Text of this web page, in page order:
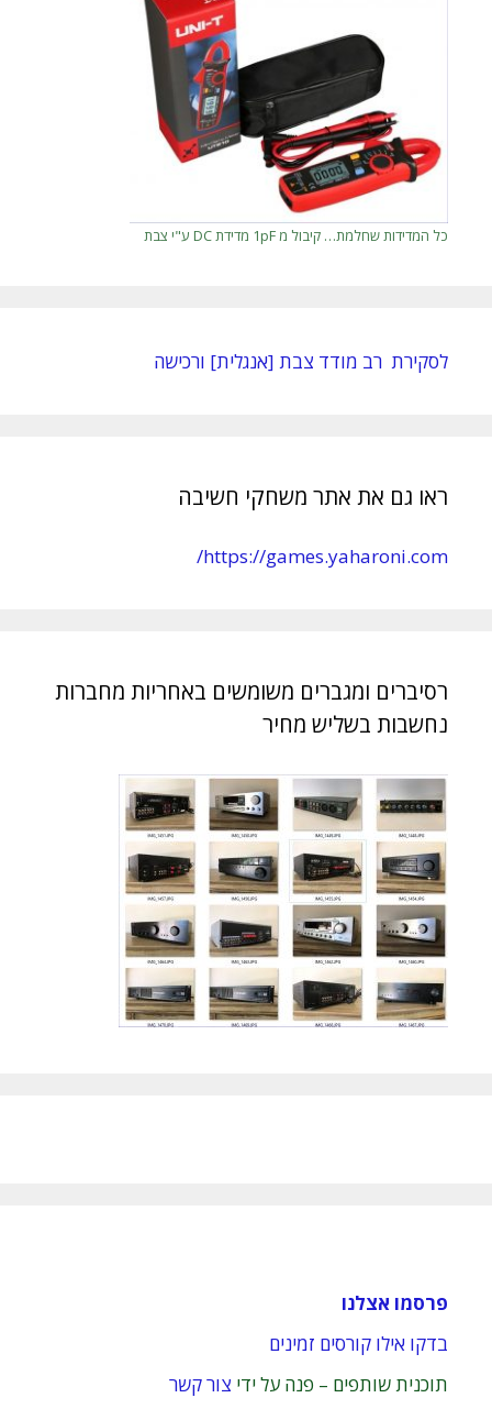
כל המדידות שחלמת… קיבול מ 1pF מדידת DC ע"י צבת
לסקירת רב מודד צבת [אנגלית] ורכישה
ראו גם את אתר משחקי חשיבה
https://games.yaharoni.com/
רסיברים ומגברים משומשים באחריות מחברות
נחשבות בשליש מחיר
פרסמו אצלנו
בדקו אילו קורסים זמינים
תוכנית שותפים – פנה על ידי צור קשר